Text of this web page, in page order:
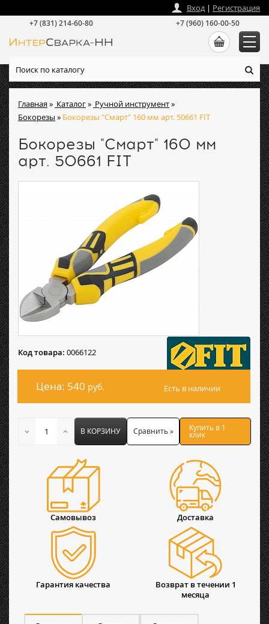
Главная» Каталог» Ручной инструмент»
Бокорезы » Бокорезы "Смарт" 160 мм арт. 50661 FIT
Бокорезы "Смарт" 160 мм
арт. 50661 FIT
Код товара: 0066122
Цена: 540 руб. Есть в наличии
В КОРЗИНУ Сравнить » Купить в 1
клик
Самовывоз Доставка
Гарантия качества
Возврат в течении 1
месяца
Вход| Регистрация
+7 (831) 214-60-80 +7 (960) 160-00-50